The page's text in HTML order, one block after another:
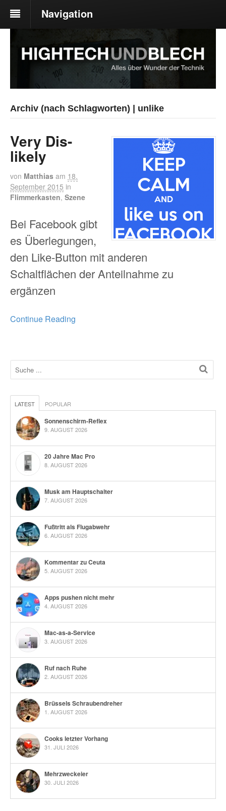
Navigation
Archiv (nach Schlagworten) | unlike
Very Dis-
likely
von Matthias am 18.
September 2015 in
Flimmerkasten, Szene
Bei Facebook gibt
es Überlegungen,
den Like-Button mit anderen
Schaltflächen der Anteilnahme zu
ergänzen
Continue Reading
LATEST POPULAR
Sonnenschirm-Reflex
9. AUGUST 2026
20 Jahre Mac Pro
8. AUGUST 2026
Musk am Hauptschalter
7. AUGUST 2026
Fußtritt als Flugabwehr
6. AUGUST 2026
Kommentar zu Ceuta
5. AUGUST 2026
Apps pushen nicht mehr
4. AUGUST 2026
Mac-as-a-Service
3. AUGUST 2026
Ruf nach Ruhe
2. AUGUST 2026
Brüssels Schraubendreher
1. AUGUST 2026
Cooks letzter Vorhang
31. JULI 2026
Mehrzweckeier
30. JULI 2026